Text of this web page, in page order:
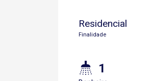
Residencial
Finalidade
1